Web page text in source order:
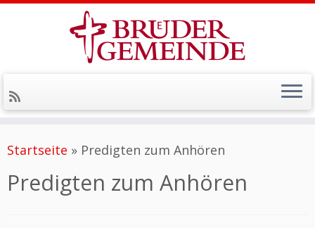
Inhalt
Startseite » Predigten zum Anhören
Predigten zum Anhören